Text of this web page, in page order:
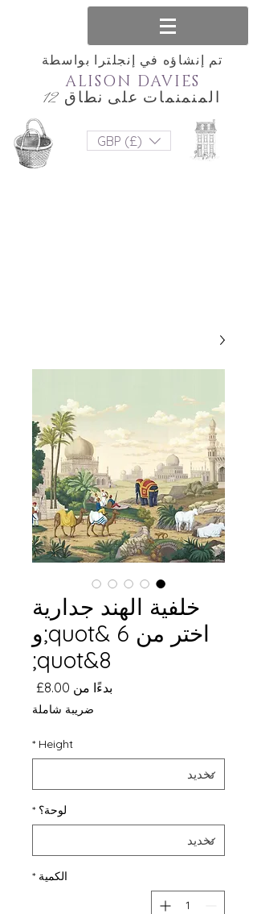
تم إنشاؤه في إنجلترا بواسطة
المنمنمات على نطاق 12
ALISON DAVIES
GBP (£)
خلفية الهند جدارية
اختر من 6 &quot;و
8&quot;
بدءًا من 8.00£ سعر
ضريبة شاملة
Height
*
لوحة؟ *
الكمية *